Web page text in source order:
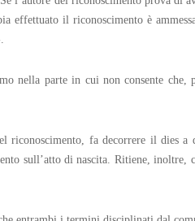
effettuato il riconoscimento è
nella parte in cui non consente
riconoscimento, fa decorrere il dies
sull’atto di nascita. Ritiene,